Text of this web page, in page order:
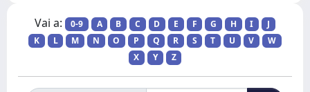
Vai a: 0-9 A B C D E F G H I
J
K
L M N O P Q R S T U V
W
X
Y Z